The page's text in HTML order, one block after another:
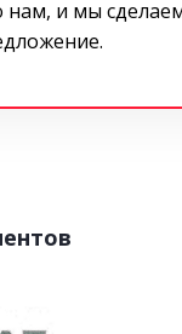
нам, и мы